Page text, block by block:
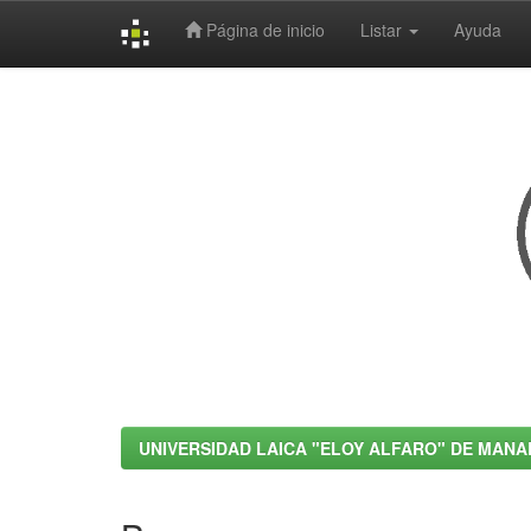
Página de inicio Listar Ayuda
UNIVERSIDAD LAICA "ELOY ALFARO" DE